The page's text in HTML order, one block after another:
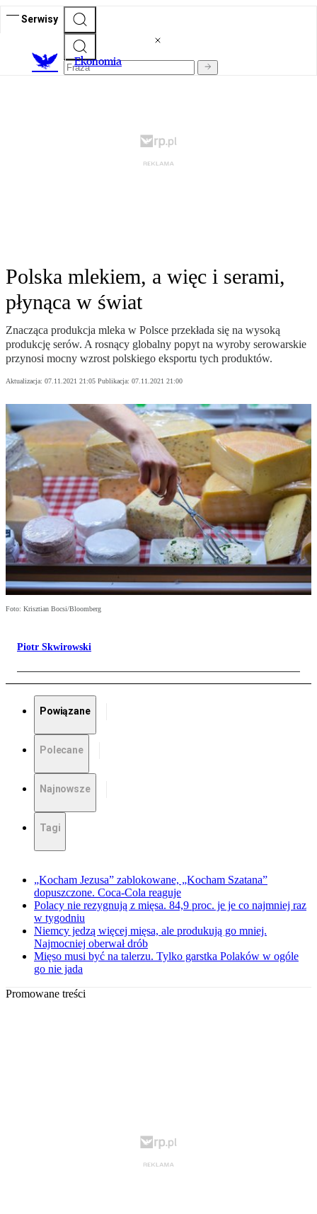
Serwisy
Ekonomia
Polska mlekiem, a więc i serami,
płynąca w świat
Znacząca produkcja mleka w Polsce przekłada się na wysoką
produkcję serów. A rosnący globalny popyt na wyroby serowarskie
przynosi mocny wzrost polskiego eksportu tych produktów.
Aktualizacja: 07.11.2021 21:05 Publikacja: 07.11.2021 21:00
Foto: Krisztian Bocsi/Bloomberg
Piotr Skwirowski
Powiązane
Polecane
Najnowsze
Tagi
„Kocham Jezusa” zablokowane, „Kocham Szatana”
dopuszczone. Coca-Cola reaguje
Polacy nie rezygnują z mięsa. 84,9 proc. je je co najmniej raz
w tygodniu
Niemcy jedzą więcej mięsa, ale produkują go mniej.
Najmocniej oberwał drób
Mięso musi być na talerzu. Tylko garstka Polaków w ogóle
go nie jada
Promowane treści